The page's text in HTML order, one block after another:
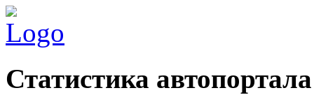
Статистика автопортала